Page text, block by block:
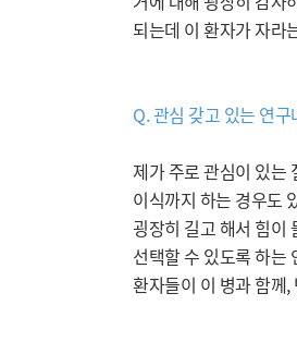
되는데 이 환자가 자라
Q. 관심 갖고 있는 연
제가 주로 관심이 있는
이식까지 하는 경우도
굉장히 길고 해서 힘이
선택할 수 있도록 하는
환자들이 이 병과 함께